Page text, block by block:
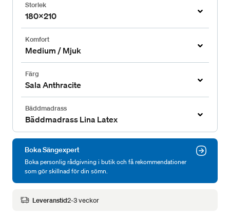
Storlek
180x210
Komfort
Medium / Mjuk
Färg
Sala Anthracite
Bäddmadrass
Bäddmadrass Lina Latex
Boka Sängexpert
Boka personlig rådgivning i butik och få rekommendationer
som gör skillnad för din sömn.
Leveranstid2-3 veckor